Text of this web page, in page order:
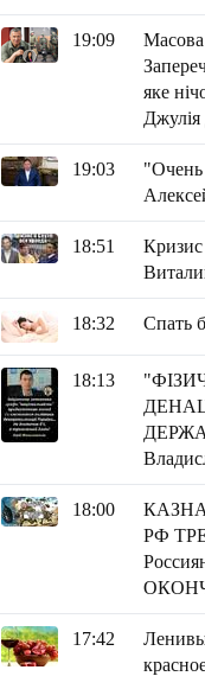
19:09
Масова
яке
Джулія
19:03
18:51
Кризис
18:32 Спать
18:13
18:00
РФ
17:42